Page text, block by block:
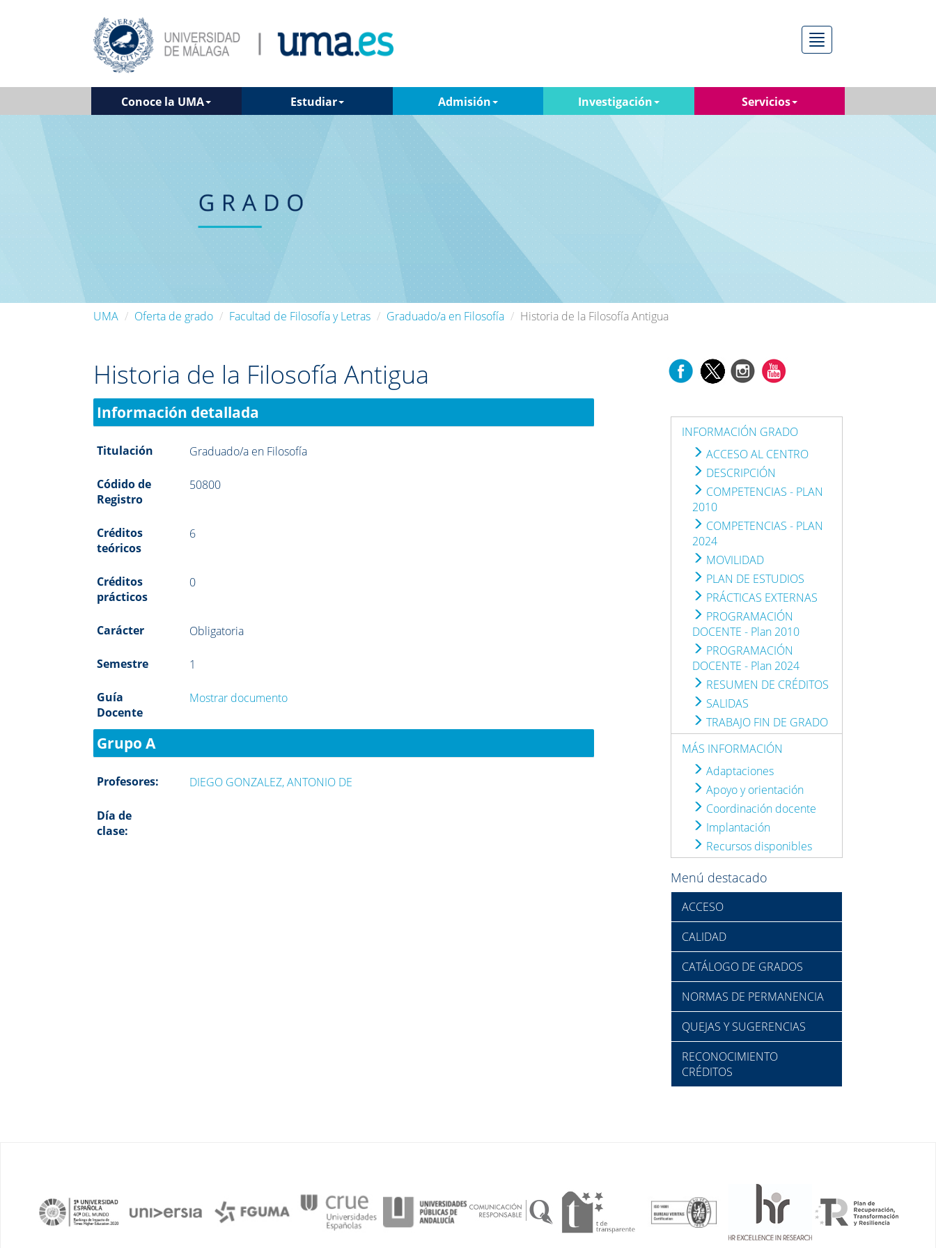
Menú
Conoce la UMA Estudiar Admisión Investigación Servicios
UMA Oferta de grado Facultad de Filosofía y Letras Graduado/a en Filosofía Historia de la Filosofía Antigua
Historia de la Filosofía Antigua
Información detallada
Titulación Graduado/a en Filosofía
Códido de
Registro
50800
Créditos
teóricos
6
Créditos
prácticos
0
Carácter Obligatoria
Semestre 1
Guía
Docente
Mostrar documento
Grupo A
Profesores: DIEGO GONZALEZ, ANTONIO DE
Día de
clase:
INFORMACIÓN GRADO
ACCESO AL CENTRO
DESCRIPCIÓN
COMPETENCIAS - PLAN
2010
COMPETENCIAS - PLAN
2024
MOVILIDAD
PLAN DE ESTUDIOS
PRÁCTICAS EXTERNAS
PROGRAMACIÓN
DOCENTE - Plan 2010
PROGRAMACIÓN
DOCENTE - Plan 2024
RESUMEN DE CRÉDITOS
SALIDAS
TRABAJO FIN DE GRADO
MÁS INFORMACIÓN
Adaptaciones
Apoyo y orientación
Coordinación docente
Implantación
Recursos disponibles
Menú destacado
ACCESO
CALIDAD
CATÁLOGO DE GRADOS
NORMAS DE PERMANENCIA
QUEJAS Y SUGERENCIAS
RECONOCIMIENTO
CRÉDITOS